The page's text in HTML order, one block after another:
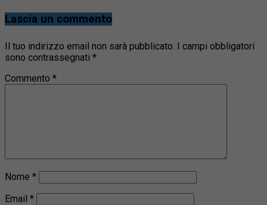
Lascia un commento
Il tuo indirizzo email non sarà pubblicato. I campi obbligatori
sono contrassegnati *
Commento *
Nome *
Email *